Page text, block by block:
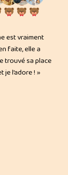
est vraiment
faite, elle a
trouvé sa place
je l’adore ! »